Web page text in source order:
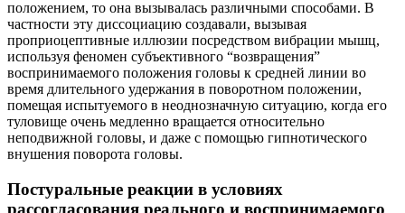
положением, то она вызывалась различными способами. В
частности эту диссоциацию создавали, вызывая
проприоцептивные иллюзии посредством вибрации мышц,
используя феномен субъективного “возвращения”
воспринимаемого положения головы к средней линии во
время длительного удержания в поворотном положении,
помещая испытуемого в неоднозначную ситуацию, когда его
туловище очень медленно вращается относительно
неподвижной головы, и даже с помощью гипнотического
внушения поворота головы.
Постуральные реакции в условиях
рассогласования реального и воспринимаемого